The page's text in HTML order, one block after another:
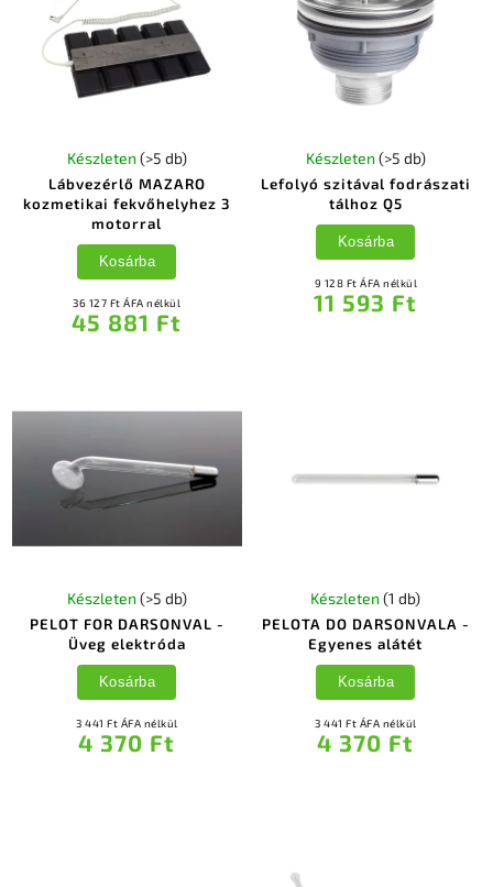
Lábvezérlő MAZARO
kozmetikai fekvőhelyhez 3
motorral
Készleten (>5 db)
36 127 Ft ÁFA nélkül
45 881 Ft
Kosárba
Lefolyó szitával fodrászati
tálhoz Q5
Készleten (>5 db)
9 128 Ft ÁFA nélkül
11 593 Ft
Kosárba
PELOT FOR DARSONVAL -
Üveg elektróda
Készleten (>5 db)
3 441 Ft ÁFA nélkül
4 370 Ft
Kosárba
PELOTA DO DARSONVALA -
Egyenes alátét
Készleten(1 db)
3 441 Ft ÁFA nélkül
4 370 Ft
Kosárba